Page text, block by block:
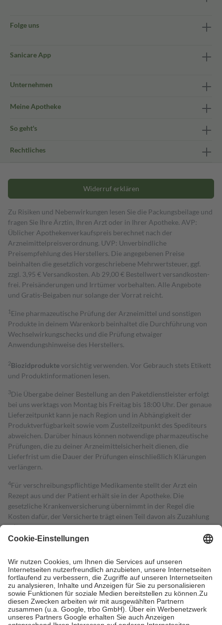
Folge uns
Sanicare App
Unternehmen
Meine Apotheke
So geht's
Rechtliches
Widerruf erklären
Zu Risiken und Nebenwirkungen lesen Sie die Packungsbeilage und
fragen Sie Ihre Ärztin, Ihren Arzt oder in Ihrer Apotheke. AVP:
Üblicher Apothekenverkaufspreis berechnet nach der
Arzneimittelpreisverordnung. UVP: Unverbindliche
Preisempfehlung des Herstellers. Die angegebenen Preise
beinhalten die gesetzlich vorgeschriebene Mehrwertsteuer, ggf.
zzgl. 3,95 € Versandkosten. Ab 29,00 € Bestell­wert versand­kosten­
frei. Preisänderungen und Irrtümer vorbehalten. Alle Angebote
und Gratis-Beigaben nur solange der Vorrat reicht.
1 Eine pharmazeutische Prüfung der Arzneimittel und sonstigen
Produkte in deinem Warenkorb beinhaltet die Durchführung von
Wechselwirkungschecks und die Prüfung etwaiger
Anwendungshinweise des Herstellers.
2Biozidproduktevorsichtig verwenden. Vor Gebrauch stets Etikett
und Produktinformationen lesen.
3Die Übergabe deiner Bestellung an den Paketdienstleister erfolgt
bei uns werktags von Montag bis Freitag bis 18:00 Uhr. Der genaue
Lieferzeitpunkt kann je nach Region und in Abhängigkeit der
Produktverfügbarkeit sowie vom Zustellzeitpunkt des Spediteurs
abweichen. Darüber hinaus können notwendige pharmazeutische
Prüfungen, die zu deiner Arzneimittelsicherheit dienen, die
Lieferfrist um die Dauer der Prüfungen einschließlich Klärungen
verlängern.
4Für verschreibungspflichtige Medikamente stellt der Arzt ein
Rezept aus und der Patient erhält sie in der Apotheke. Die
gesetzliche Krankenversicherung übernimmt in der Regel die
Kosten dafür, der Versicherte trägt einen Teil davon als Zuzahlung
mit.
Grundsätzlich leisten Mitglieder Zuzahlungen in Höhe von zehn
höchstens zehn Euro.
Es sind jedoch nie mehr als die tatsächlichen
Kosten der Leistung zu entrichten.
Diese Regeln gelten grundsätzlich auch für Online-Apotheken.
Bei Heilmitteln und häuslicher Krankenpflege beträgt die
Zuzahlung zehn Prozent der Kosten sowie zehn Euro je
Verordnung.
Um das Engagement der Versicherten für ihre eigene Gesundheit zu